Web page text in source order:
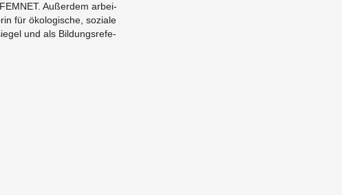
Au­ßer­dem ar­bei­
für öko­lo­gi­sche, so­zia­le
und als Bil­dungs­re­fe­